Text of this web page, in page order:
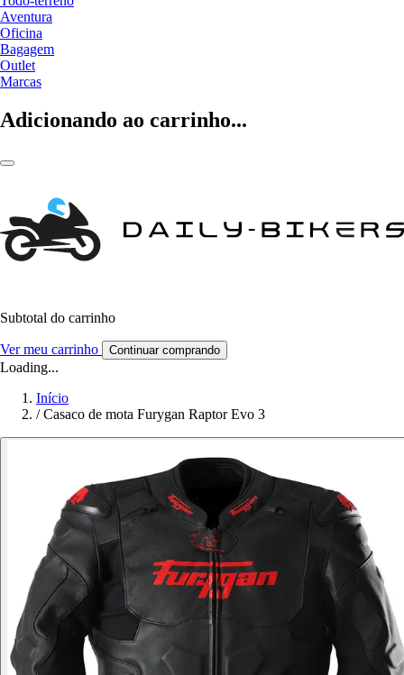
Aventura
Oficina
Bagagem
Outlet
Marcas
Adicionando ao carrinho...
Subtotal do carrinho
Ver meu carrinho Continuar comprando
Loading...
Início
/ Casaco de mota Furygan Raptor Evo 3